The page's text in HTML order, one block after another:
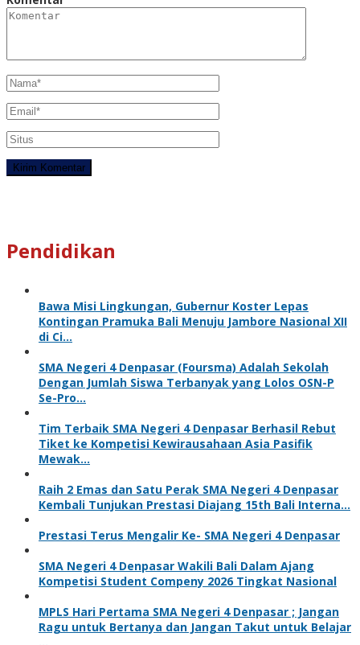
Pendidikan
Bawa Misi Lingkungan, Gubernur Koster Lepas
Kontingan Pramuka Bali Menuju Jambore Nasional XII
di Ci…
SMA Negeri 4 Denpasar (Foursma) Adalah Sekolah
Dengan Jumlah Siswa Terbanyak yang Lolos OSN-P
Se-Pro…
Tim Terbaik SMA Negeri 4 Denpasar Berhasil Rebut
Tiket ke Kompetisi Kewirausahaan Asia Pasifik
Mewak…
Raih 2 Emas dan Satu Perak SMA Negeri 4 Denpasar
Kembali Tunjukan Prestasi Diajang 15th Bali Interna…
Prestasi Terus Mengalir Ke- SMA Negeri 4 Denpasar
SMA Negeri 4 Denpasar Wakili Bali Dalam Ajang
Kompetisi Student Compeny 2026 Tingkat Nasional
MPLS Hari Pertama SMA Negeri 4 Denpasar ; Jangan
Ragu untuk Bertanya dan Jangan Takut untuk Belajar